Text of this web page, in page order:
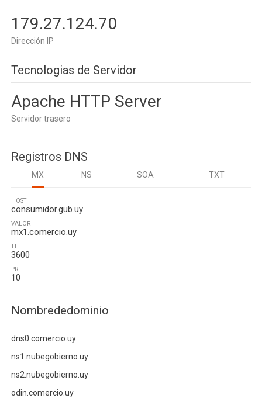
179.27.124.70
Dirección IP
Tecnologias de Servidor
Apache HTTP Server
Servidor trasero
Registros DNS
MX NS SOA TXT
HOST
consumidor.gub.uy
VALOR
mx1.comercio.uy
TTL
3600
PRI
10
Nombrededominio
dns0.comercio.uy
ns1.nubegobierno.uy
ns2.nubegobierno.uy
odin.comercio.uy